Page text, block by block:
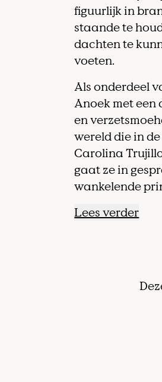
figuurlijk in
staande te
dachten te
voeten.
Als onderdeel
Anoek met
en
wereld die in
Carolina
gaat ze in
wankelende
Lees verder